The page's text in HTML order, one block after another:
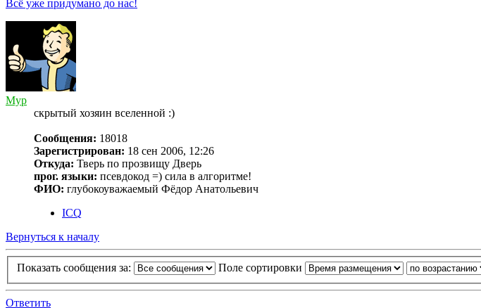
Всё уже придумано до нас!
Myp
скрытый хозяин вселенной :)
Сообщения: 18018
Зарегистрирован: 18 сен 2006, 12:26
Откуда: Тверь по прозвищу Дверь
прог. языки: псевдокод =) сила в алгоритме!
ФИО: глубокоуважаемый Фёдор Анатольевич
ICQ
Вернуться к началу
Показать сообщения за: Поле сортировки
Ответить